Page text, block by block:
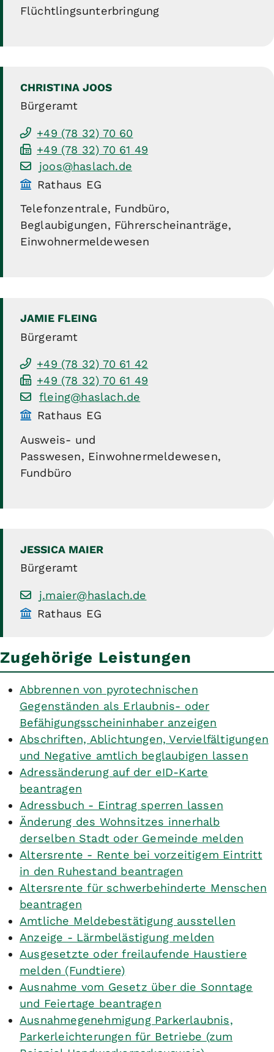
Flüchtlingsunterbringung
CHRISTINA JOOS
Bürgeramt
+49 (78 32) 70 60
+49 (78 32) 70 61 49
joos@haslach.de
Rathaus EG
Telefonzentrale, Fundbüro,
Beglaubigungen, Führerscheinanträge,
Einwohnermeldewesen
JAMIE FLEING
Bürgeramt
+49 (78 32) 70 61 42
+49 (78 32) 70 61 49
fleing@haslach.de
Rathaus EG
Ausweis- und
Passwesen, Einwohnermeldewesen,
Fundbüro
JESSICA MAIER
Bürgeramt
j.maier@haslach.de
Rathaus EG
Zugehörige Leistungen
Abbrennen von pyrotechnischen
Gegenständen als Erlaubnis- oder
Befähigungsscheininhaber anzeigen
Abschriften, Ablichtungen, Vervielfältigungen
und Negative amtlich beglaubigen lassen
Adressänderung auf der eID-Karte
beantragen
Adressbuch - Eintrag sperren lassen
Änderung des Wohnsitzes innerhalb
derselben Stadt oder Gemeinde melden
Altersrente - Rente bei vorzeitigem Eintritt
in den Ruhestand beantragen
Altersrente für schwerbehinderte Menschen
beantragen
Amtliche Meldebestätigung ausstellen
Anzeige - Lärmbelästigung melden
Ausgesetzte oder freilaufende Haustiere
melden (Fundtiere)
Ausnahme vom Gesetz über die Sonntage
und Feiertage beantragen
Ausnahmegenehmigung Parkerlaubnis,
Parkerleichterungen für Betriebe (zum